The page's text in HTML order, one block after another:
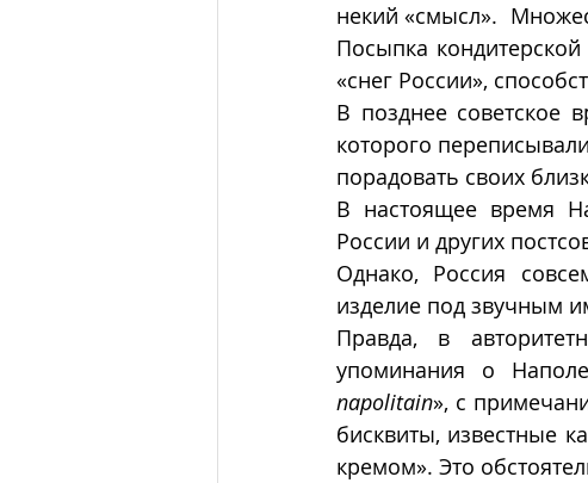
некий «смысл».
Посыпка
«снег России»,
В позднее советское
которого
порадовать своих
В настоящее время
России и других
Однако, Россия
изделие под звучным
Правда, в
упоминания о
napolitain», с
бисквиты, известные
кремом». Это